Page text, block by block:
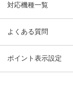
対応機種一覧
よくある質問
ポイント表示設定